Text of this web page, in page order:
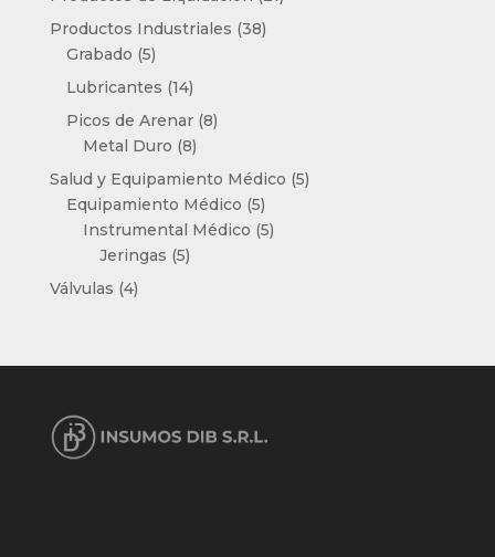
Productos Industriales 3838
Grabado 55
productos
Lubricantes 1414
productos
Picos de Arenar 88
Metal Duro 88
productos
Salud y Equipamiento Médico 55
Equipamiento Médico 55
productos
Instrumental Médico 55
Jeringas 55
Válvulas 44